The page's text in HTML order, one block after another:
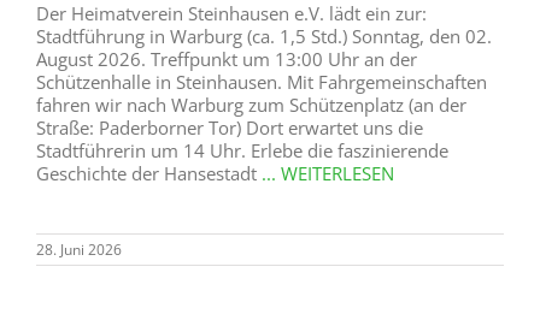
Der Heimatverein Steinhausen e.V. lädt ein zur:
Stadtführung in Warburg (ca. 1,5 Std.) Sonntag, den 02.
August 2026. Treffpunkt um 13:00 Uhr an der
Schützenhalle in Steinhausen. Mit Fahrgemeinschaften
fahren wir nach Warburg zum Schützenplatz (an der
Straße: Paderborner Tor) Dort erwartet uns die
Stadtführerin um 14 Uhr. Erlebe die faszinierende
Geschichte der Hansestadt ... WEITERLESEN
28. Juni 2026